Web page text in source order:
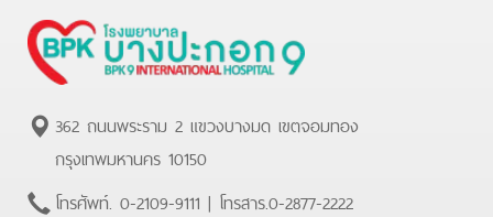
362 ถนนพระราม 2 แขวงบางมด เขตจอมทอง
กรุงเทพมหานคร 10150
โทรศัพท์. 0-2109-9111 | โทรสาร.0-2877-2222